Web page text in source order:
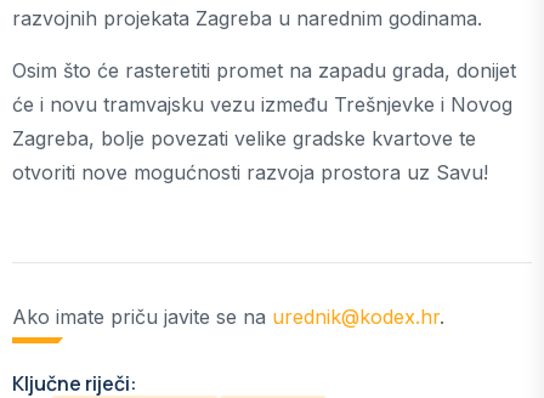
razvojnih projekata Zagreba u narednim godinama.
Osim što će rasteretiti promet na zapadu grada, donijet
će i novu tramvajsku vezu između Trešnjevke i Novog
Zagreba, bolje povezati velike gradske kvartove te
otvoriti nove mogućnosti razvoja prostora uz Savu!
Ako imate priču javite se na urednik@kodex.hr.
Ključne riječi: